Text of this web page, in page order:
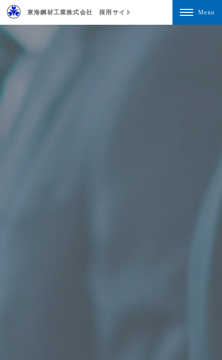
東海鋼材工業株式会社 採用サイト Menu